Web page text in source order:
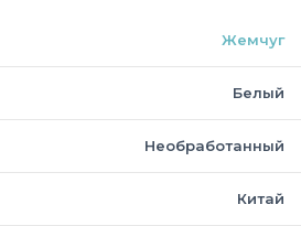
Жемчуг
Белый
Необработанный
Китай